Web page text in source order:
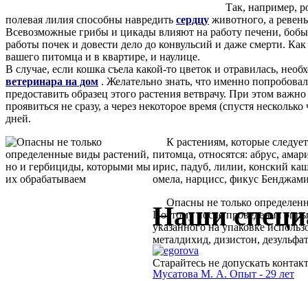
Так, например,
полевая лилия способны навредить сердцу животного, а
Всевозможные грибы и цикады влияют на работу печени,
работы почек и довести дело до конвульсий и даже смерти. Как
вашего питомца и в квартире, и наулице.
В случае, если кошка съела какой-то цветок и отравилась,
ветеринара на дом . Желательно знать, что именно
предоставить образец этого растения ветврачу. При этом
проявиться не сразу, а через некоторое время (спустя
дней.
К растениям, которые
питомца, относятся: абрус,
ирис, падуб, лилии, конский
омела, нарцисс, фикус
Опасны не только
Поэтому после проведения
указанного на упаковке
металдихид, дизистон,
Старайтесь не допускать
Наши
Мусатова М. А. Опыт - 29 лет